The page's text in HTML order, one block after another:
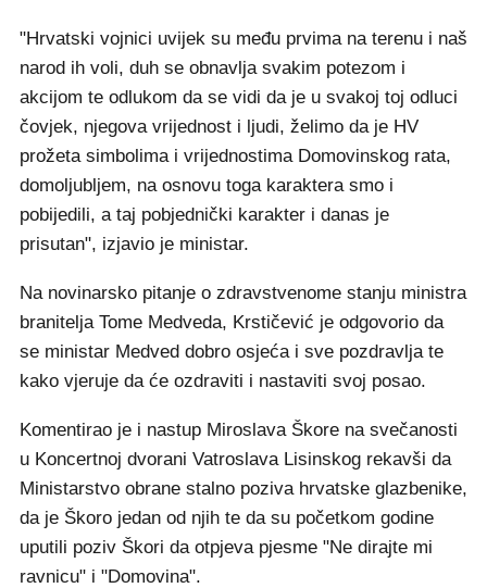
"Hrvatski vojnici uvijek su među prvima na terenu i naš
narod ih voli, duh se obnavlja svakim potezom i
akcijom te odlukom da se vidi da je u svakoj toj odluci
čovjek, njegova vrijednost i ljudi, želimo da je HV
prožeta simbolima i vrijednostima Domovinskog rata,
domoljubljem, na osnovu toga karaktera smo i
pobijedili, a taj pobjednički karakter i danas je
prisutan", izjavio je ministar.
Na novinarsko pitanje o zdravstvenome stanju ministra
branitelja Tome Medveda, Krstičević je odgovorio da
se ministar Medved dobro osjeća i sve pozdravlja te
kako vjeruje da će ozdraviti i nastaviti svoj posao.
Komentirao je i nastup Miroslava Škore na svečanosti
u Koncertnoj dvorani Vatroslava Lisinskog rekavši da
Ministarstvo obrane stalno poziva hrvatske glazbenike,
da je Škoro jedan od njih te da su početkom godine
uputili poziv Škori da otpjeva pjesme "Ne dirajte mi
ravnicu" i "Domovina".